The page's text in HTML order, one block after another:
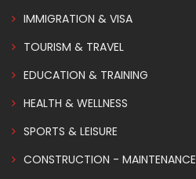
IMMIGRATION & VISA
TOURISM & TRAVEL
EDUCATION & TRAINING
HEALTH & WELLNESS
SPORTS & LEISURE
CONSTRUCTION - MAINTENANCE